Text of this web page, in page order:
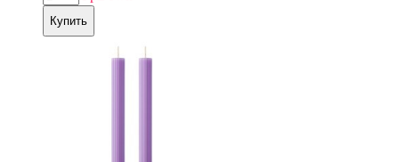
Купить